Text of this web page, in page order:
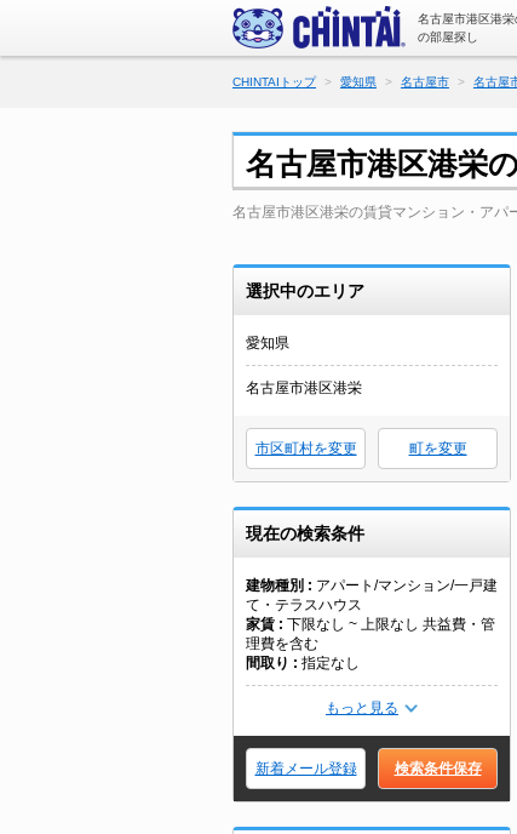
名古屋市港区港
の部屋探し
CHINTAIトップ 愛知県 名古屋市 名古屋
名古屋市港区港栄
名古屋市港区港栄の賃貸マンション・アパ
選択中のエリア
愛知県
名古屋市港区港栄
市区町村を変更 町を変更
現在の検索条件
建物種別
アパート/マンション/一戸建
て・テラスハウス
家賃
下限なし ~ 上限なし 共益費・管
理費を含む
間取り
指定なし
もっと見る
新着メール登録 検索条件保存